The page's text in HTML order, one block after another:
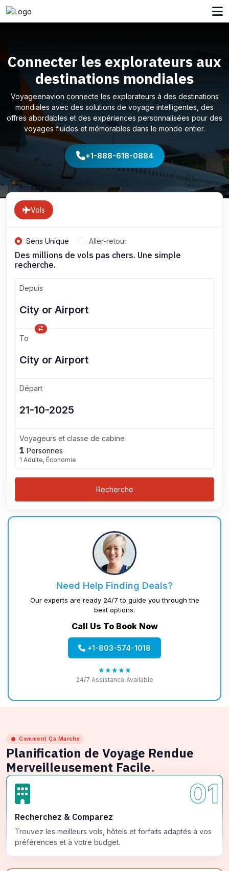
Connecter les explorateurs aux
destinations mondiales
Voyageenavion connecte les explorateurs à des destinations
mondiales avec des solutions de voyage intelligentes, des
offres abordables et des expériences personnalisées pour des
voyages fluides et mémorables dans le monde entier.
+1-888-618-0884
Vols
Sens Unique Aller-retour
Des millions de vols pas chers. Une simple
recherche.
Depuis
To
Départ
Voyageurs et classe de cabine
1 Personnes
1 Adulte, Économie
Recherche
Need Help Finding Deals?
Our experts are ready 24/7 to guide you through the
best options.
Call Us To Book Now
+1-803-574-1018
★★★★★
24/7 Assistance Available
Comment Ça Marche
Planification de Voyage Rendue
Merveilleusement Facile.
01
Recherchez & Comparez
Trouvez les meilleurs vols, hôtels et forfaits adaptés à vos
préférences et à votre budget.